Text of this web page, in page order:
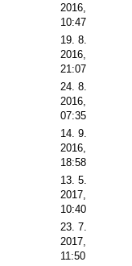
2016,
10:47
19. 8.
2016,
21:07
24. 8.
2016,
07:35
14. 9.
2016,
18:58
13. 5.
2017,
10:40
23. 7.
2017,
11:50